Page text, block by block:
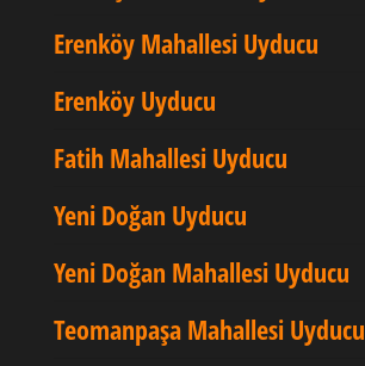
Erenköy Mahallesi Uyducu
Erenköy Uyducu
Fatih Mahallesi Uyducu
Yeni Doğan Uyducu
Yeni Doğan Mahallesi Uyducu
Teomanpaşa Mahallesi Uyducu